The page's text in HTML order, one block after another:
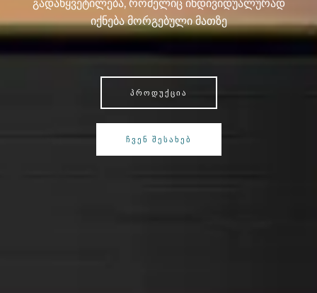
გადაწყვეტილება, რომელიც ინდივიდუალურად
იქნება მორგებული მათზე
ᲞᲠᲝᲓᲣᲥᲪᲘᲐ
ᲩᲕᲔᲜ ᲨᲔᲡᲐᲮᲔᲑ